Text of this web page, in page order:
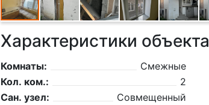
Характеристики объекта
Комнаты:
Смежные
Кол. ком.:
2
Сан. узел:
Совмещенный